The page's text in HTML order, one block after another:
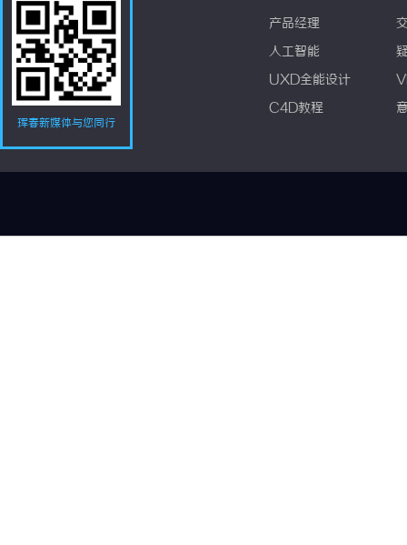
珲春新媒体与您同行
产品经理
人工智能
UXD全能设计
C4D教程